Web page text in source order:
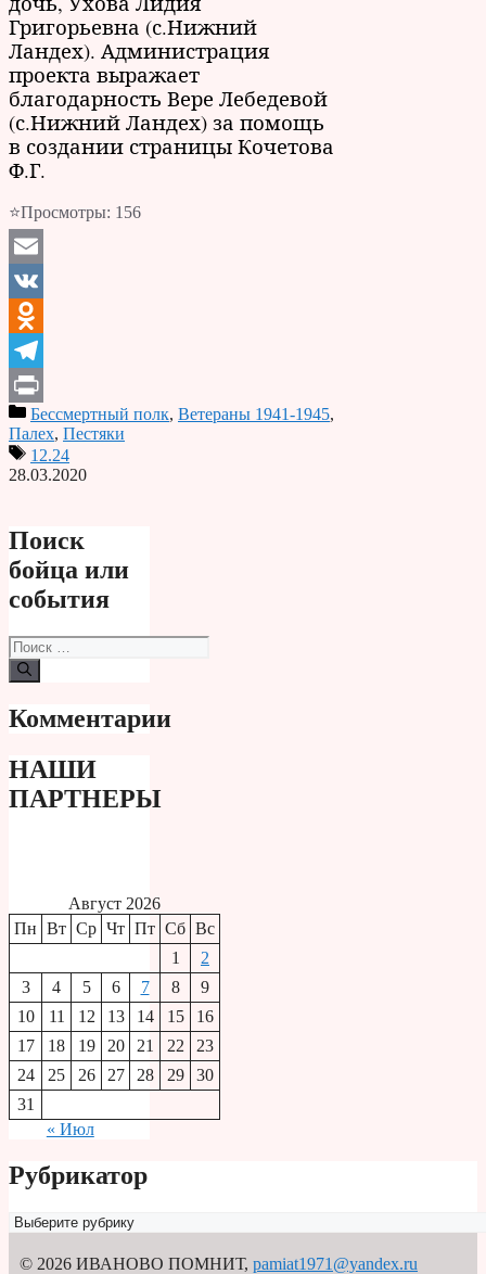
Григорьевна (с.Нижний
Ландех). Администрация
проекта выражает
благодарность Вере Лебедевой
(с.Нижний Ландех) за помощь
в создании страницы Кочетова
Ф.Г.
⭐Просмотры: 156
Email
VK
Odnoklassniki
Telegram
PrintБессмертный полк, Ветераны 1941-1945,
Палех, Пестяки
12.24
28.03.2020
Поиск
бойца или
события
Поиск:
Комментарии
НАШИ
ПАРТНЕРЫ
Август 2026
Пн Вт Ср Чт Пт Сб Вс
1
2
3
4 5 6 7 8
9
10
11 12 13 14 15
16
17
18 19 20 21 22
23
24
25 26 27 28 29
30
31
« Июл
Рубрикатор
Рубрикатор
© 2026 ИВАНОВО ПОМНИТ, pamiat1971@yandex.ru